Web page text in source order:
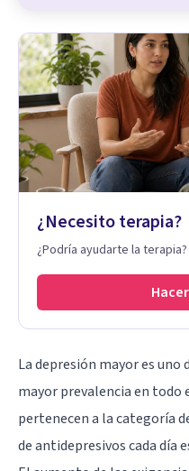
¿Necesito terapia?
¿Podría ayudarte la terapia?
La depresión mayor es
mayor prevalencia en todo
pertenecen a la categoría
de antidepresivos cada día